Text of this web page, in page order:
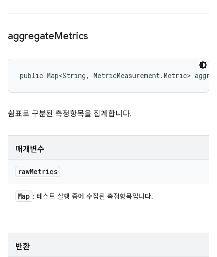
aggregateMetrics
public Map<String, MetricMeasurement.Metric>
쉼표로 구분된 측정항목을 집계합니다.
매개변수
rawMetrics
Map : 테스트 실행 중에 수집된 측정항목입니다.
반환